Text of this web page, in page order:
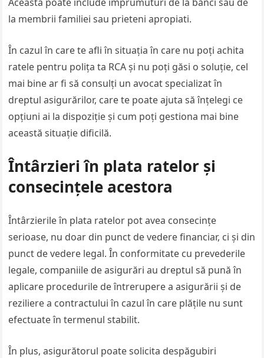
la membrii familiei sau prieteni apropiati.
În cazul în care te afli în situația în care nu poți achita
ratele pentru polița ta RCA și nu poți găsi o soluție, cel
mai bine ar fi să consulți un avocat specializat în
dreptul asigurărilor, care te poate ajuta să înțelegi ce
opțiuni ai la dispoziție și cum poți gestiona mai bine
această situație dificilă.
Întârzieri în plata ratelor și
consecințele acestora
Întârzierile în plata ratelor pot avea consecințe
serioase, nu doar din punct de vedere financiar, ci și din
punct de vedere legal. În conformitate cu prevederile
legale, companiile de asigurări au dreptul să pună în
aplicare procedurile de întrerupere a asigurării și de
reziliere a contractului în cazul în care plățile nu sunt
efectuate în termenul stabilit.
În plus, asigurătorul poate solicita despăgubiri